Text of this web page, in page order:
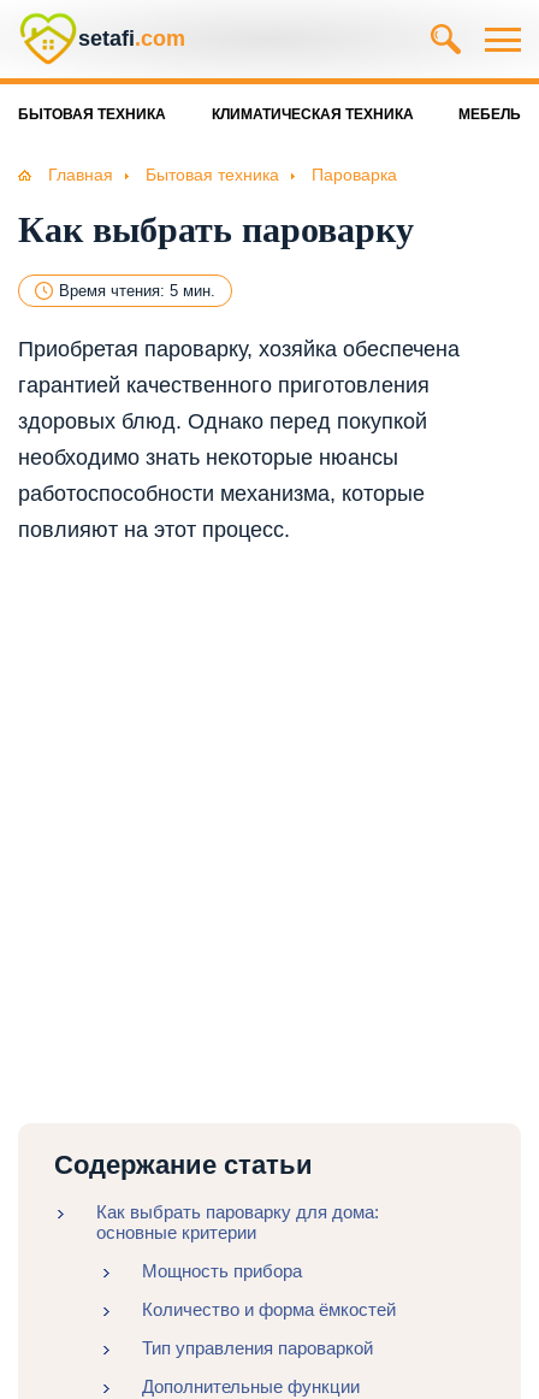
setafi.com
БЫТОВАЯ ТЕХНИКА КЛИМАТИЧЕСКАЯ ТЕХНИКА МЕБЕЛЬ
Главная Бытовая техника Пароварка
Как выбрать пароварку
Время чтения: 5 мин.
Приобретая пароварку, хозяйка обеспечена
гарантией качественного приготовления
здоровых блюд. Однако перед покупкой
необходимо знать некоторые нюансы
работоспособности механизма, которые
повлияют на этот процесс.
Содержание статьи
Как выбрать пароварку для дома:
основные критерии
Мощность прибора
Количество и форма ёмкостей
Тип управления пароваркой
Дополнительные функции